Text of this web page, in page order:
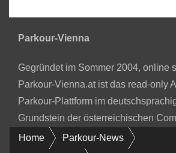
Parkour-Vienna
Gegründet im Sommer 2004, online
Parkour-Vienna.at ist das read-only
Parkour-Plattform im
Grundstein der österreichischen
Home Parkour-News